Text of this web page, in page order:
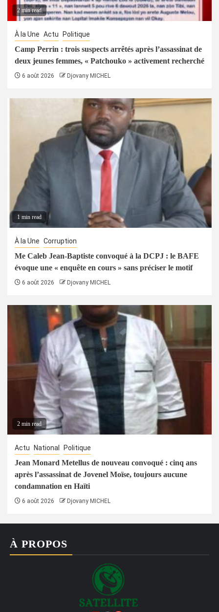
2 min read
À la Une Actu Politique
Camp Perrin : trois suspects arrêtés après l’assassinat de
deux jeunes femmes, « Patchouko » activement recherché
6 août 2026 Djovany MICHEL
1 min read
À la Une Corruption
Me Caleb Jean-Baptiste convoqué à la DCPJ : le BAFE
évoque une « enquête en cours » sans préciser le motif
6 août 2026 Djovany MICHEL
2 min read
Actu National Politique
Jean Monard Metellus de nouveau convoqué : cinq ans
après l’assassinat de Jovenel Moïse, toujours aucune
condamnation en Haïti
6 août 2026 Djovany MICHEL
À PROPOS